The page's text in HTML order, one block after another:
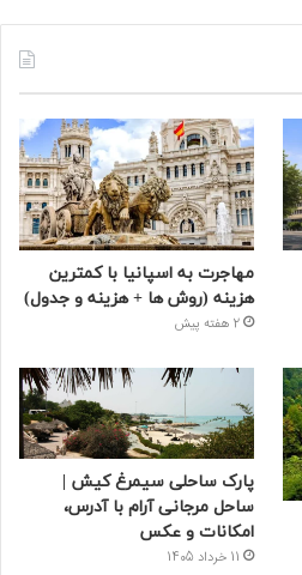
مهاجرت به اسپانیا با کمترین
هزینه (روش ها + هزینه و جدول)
2 هفته پیش
پارک ساحلی سیمرغ کیش |
ساحل مرجانی آرام با آدرس،
امکانات و عکس
11 خرداد 1405